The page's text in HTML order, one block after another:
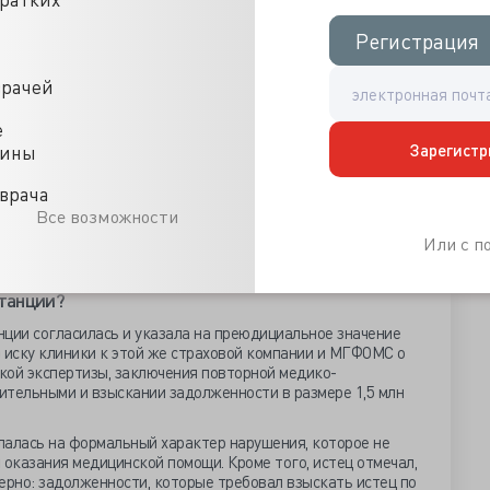
Все возможности
Регистрация
Регистрация
Или с
контроля. Пациенты проходили лечение в январе 2021
помощи по профилю «радиология,
дополнительным соглашением, датированным
предъявила к оплате медицинскую помощь сверх
указан код дневного стационара онкологического
медицинской документации, пациенты проходили
профиля. Следовательно, данные
первичной медицинской документации.
клиника не оспорила, на что суд также указал в
денежные средства за оказанную медицинскую
согласилась и указала на преюдициальное значение
клиники к этой же страховой компании и МГФОМС о
экспертизы, заключения повторной медико-
и взыскании задолженности в размере 1,5 млн
на формальный характер нарушения, которое не
медицинской помощи. Кроме того, истец отмечал,
задолженности, которые требовал взыскать истец по